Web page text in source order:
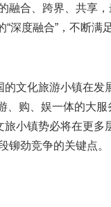
合、跨界、共享，
深度融合”，不断
化旅游小镇在发
购、娱一体的大
小镇势必将在更多
铆劲竞争的关键点。